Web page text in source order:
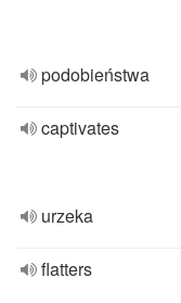
podobieństwa
captivates
urzeka
flatters